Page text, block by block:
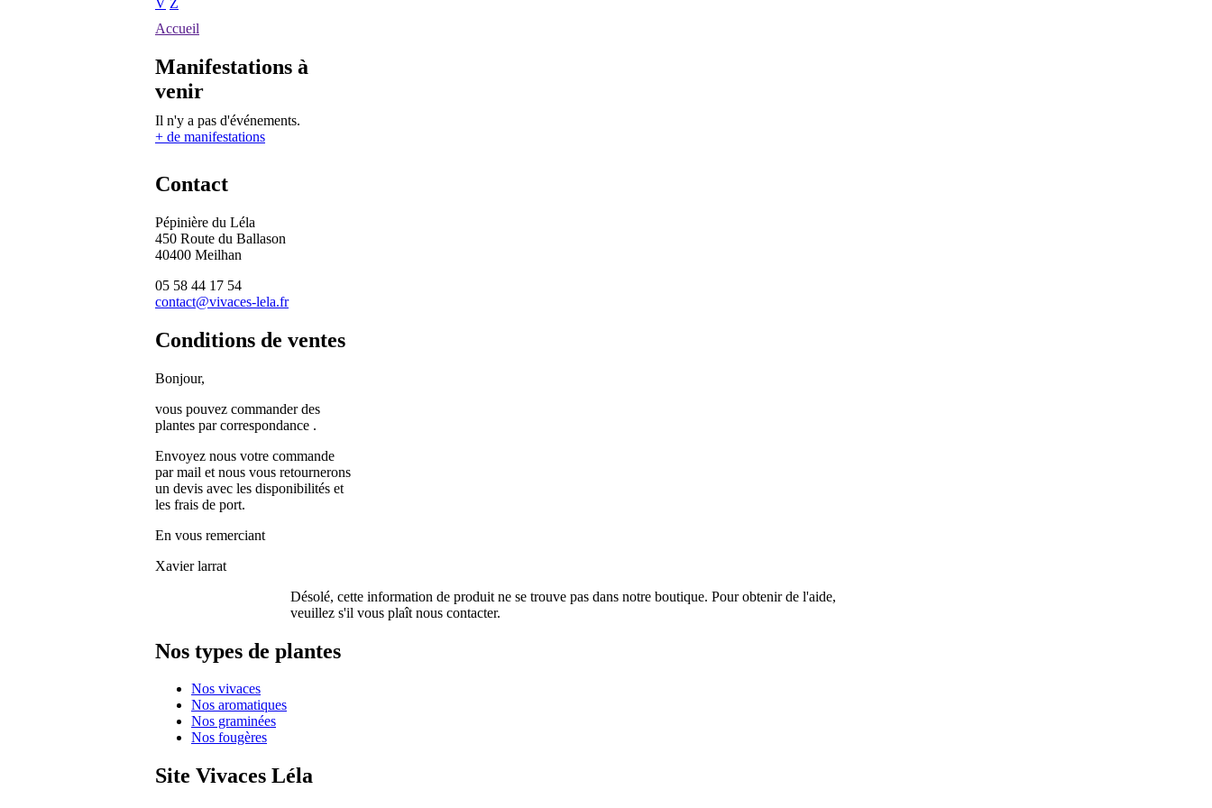
V Z
Accueil
Manifestations à
venir
Il n'y a pas d'événements.
+ de manifestations
Contact
Pépinière du Léla
450 Route du Ballason
40400 Meilhan
05 58 44 17 54
contact@vivaces-lela.fr
Conditions de ventes
Bonjour,
vous pouvez commander des
plantes par correspondance .
Envoyez nous votre commande
par mail et nous vous retournerons
un devis avec les disponibilités et
les frais de port.
En vous remerciant
Xavier larrat
Désolé, cette information de produit ne se trouve pas dans notre boutique. Pour obtenir de l'aide,
veuillez s'il vous plaît nous contacter.
Nos types de plantes
Nos vivaces
Nos aromatiques
Nos graminées
Nos fougères
Site Vivaces Léla